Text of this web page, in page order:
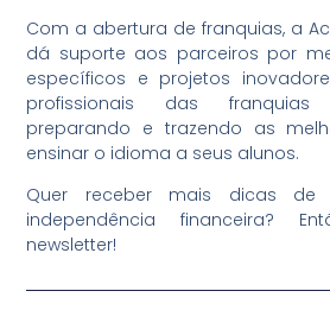
Com a abertura de franquias, a
dá suporte aos parceiros por
específicos e projetos
profissionais das
preparando e trazendo as
ensinar o idioma a seus alunos.
Quer receber mais dicas
independência financeira?
newsletter!